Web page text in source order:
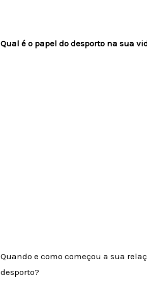
Qual é o papel do desporto na sua
Quando e como começou a sua
desporto?